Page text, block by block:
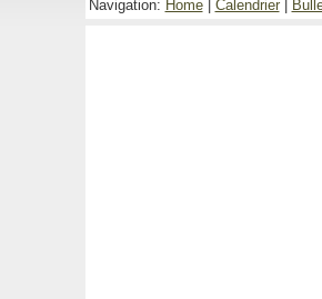
Navigation: Home| Calendrier|